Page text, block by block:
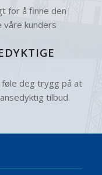
for å finne den
våre kunders
føle deg trygg på at
tilbud.